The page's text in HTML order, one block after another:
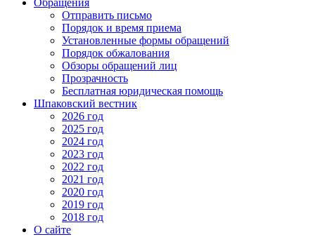
Обращения
Отправить письмо
Порядок и время приема
Установленные формы обращений
Порядок обжалования
Обзоры обращений лиц
Прозрачность
Бесплатная юридическая помощь
Шпаковский вестник
2026 год
2025 год
2024 год
2023 год
2022 год
2021 год
2020 год
2019 год
2018 год
О сайте